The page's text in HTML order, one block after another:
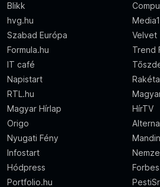
Blikk
hvg.hu
Media1
Szabad Európa
Velvet
Formula.hu
Trend
IT café
Napistart
RTL.hu
Magyar Hírlap
HírTV
Origo
Nyugati Fény
Infostart
Hódpress
Portfolio.hu